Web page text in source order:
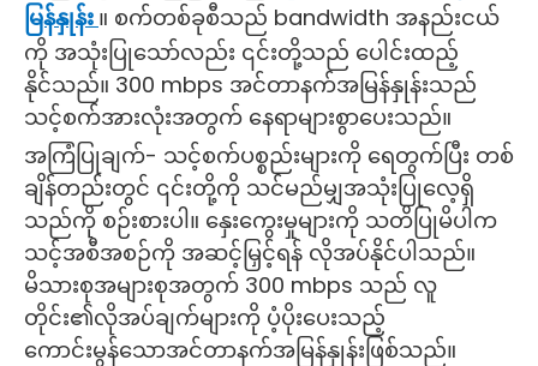
မြန်နှုန်း ။ စက်တစ်ခုစီသည် bandwidth အနည်းငယ်
ကို အသုံးပြုသော်လည်း ၎င်းတို့သည် ပေါင်းထည့်
နိုင်သည်။ 300 mbps အင်တာနက်အမြန်နှုန်းသည်
သင့်စက်အားလုံးအတွက် နေရာများစွာပေးသည်။
အကြံပြုချက်- သင့်စက်ပစ္စည်းများကို ရေတွက်ပြီး တစ်
ချိန်တည်းတွင် ၎င်းတို့ကို သင်မည်မျှအသုံးပြုလေ့ရှိ
သည်ကို စဉ်းစားပါ။ နှေးကွေးမှုများကို သတိပြုမိပါက
သင့်အစီအစဉ်ကို အဆင့်မြှင့်ရန် လိုအပ်နိုင်ပါသည်။
မိသားစုအများစုအတွက် 300 mbps သည် လူ
တိုင်း၏လိုအပ်ချက်များကို ပံ့ပိုးပေးသည့်
ကောင်းမွန်သောအင်တာနက်အမြန်နှုန်းဖြစ်သည်။